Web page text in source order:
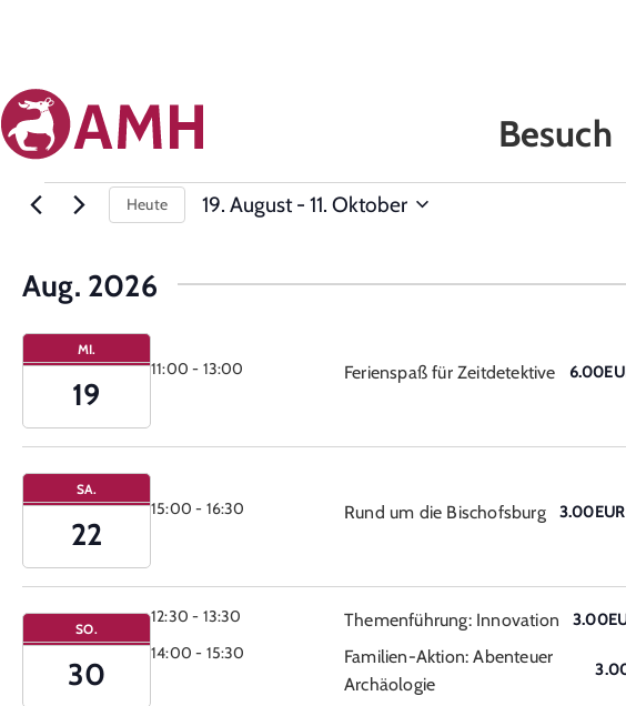
Besuch
Heute 19. August - 11. Oktober
Datum
Aug. 2026
MI.
19
11:00 - 13:00 Ferienspaß für Zeitdetektive
SA.
22
15:00 - 16:30 Rund um die Bischofsburg 3.00EUR
SO.
30
12:30 - 13:30 Themenführung: Innovation
14:00 - 15:30
Familien-Aktion: Abenteuer
Archäologie